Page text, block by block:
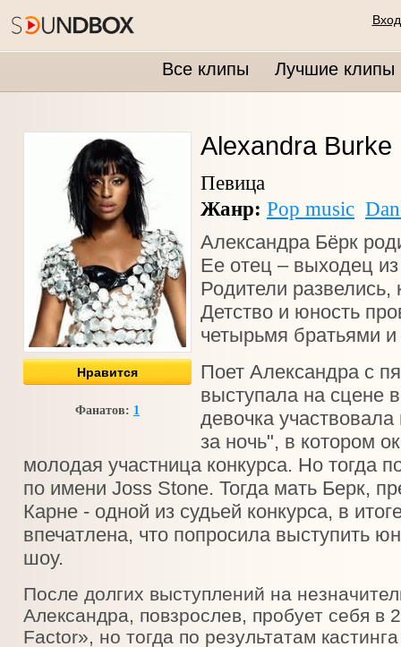
Все клипы Лучшие клипы
Нравится
Фанатов: 1
Alexandra Burke
Певица
Жанр: Pop music
Александра Бёрк
Ее отец – выходец
Родители развелись,
Детство и юность
четырьмя братьями
Поет Александра с
выступала на сцене
девочка
за ночь", в котором
молодая участница конкурса. Но тогда
по имени Joss Stone. Тогда мать Берк,
Карне - одной из судьей конкурса, в
впечатлена, что попросила выступить
шоу.
После долгих выступлений на
Александра, повзрослев, пробует себя в
Factor», но тогда по результатам